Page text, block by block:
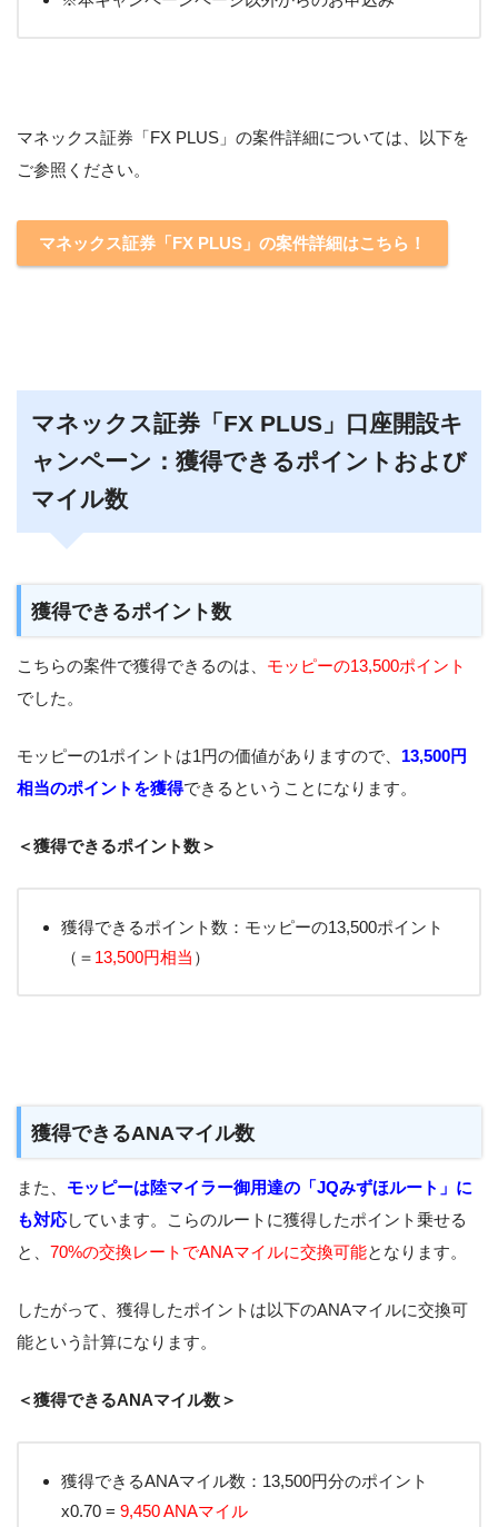
マネックス証券「FX PLUS」の案件詳細については、以下を
ご参照ください。
マネックス証券「FX PLUS」の案件詳細はこちら！
マネックス証券「FX PLUS」口座開設キ
ャンペーン：獲得できるポイントおよび
マイル数
獲得できるポイント数
こちらの案件で獲得できるのは、 モッピーの13,500ポイント
でした。
モッピーの1ポイントは1円の価値がありますので、 13,500円
相当のポイントを獲得できるということになります。
＜獲得できるポイント数＞
獲得できるポイント数：モッピーの13,500ポイント
（＝ 13,500円相当 ）
獲得できるANAマイル数
また、 モッピーは陸マイラー御用達の「JQみずほルート」に
も対応しています。こらのルートに獲得したポイント乗せる
と、 70%の交換レートでANAマイルに交換可能となります。
したがって、獲得したポイントは以下のANAマイルに交換可
能という計算になります。
＜獲得できるANAマイル数＞
獲得できるANAマイル数：13,500円分のポイント
x0.70 = 9,450 ANAマイル